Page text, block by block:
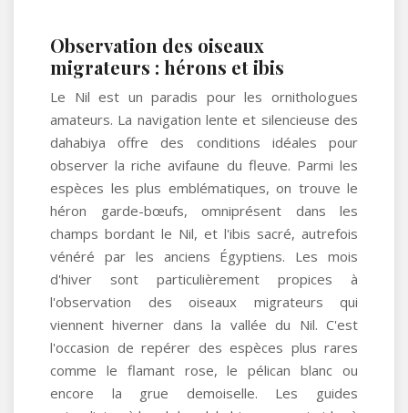
Observation des oiseaux
migrateurs : hérons et ibis
Le Nil est un paradis pour les ornithologues
amateurs. La navigation lente et silencieuse des
dahabiya offre des conditions idéales pour
observer la riche avifaune du fleuve. Parmi les
espèces les plus emblématiques, on trouve le
héron garde-bœufs, omniprésent dans les
champs bordant le Nil, et l'ibis sacré, autrefois
vénéré par les anciens Égyptiens. Les mois
d'hiver sont particulièrement propices à
l'observation des oiseaux migrateurs qui
viennent hiverner dans la vallée du Nil. C'est
l'occasion de repérer des espèces plus rares
comme le flamant rose, le pélican blanc ou
encore la grue demoiselle. Les guides